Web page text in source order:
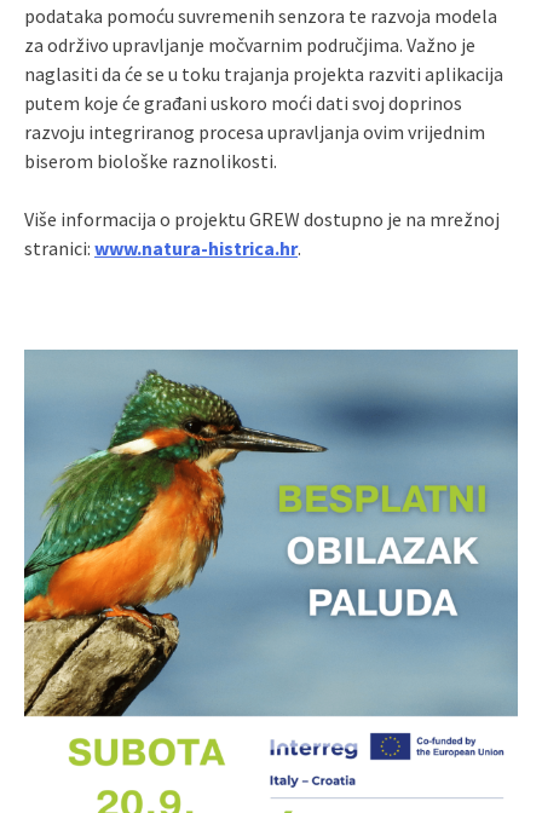
podataka pomoću suvremenih senzora te razvoja modela
za održivo upravljanje močvarnim područjima. Važno je
naglasiti da će se u toku trajanja projekta razviti aplikacija
putem koje će građani uskoro moći dati svoj doprinos
razvoju integriranog procesa upravljanja ovim vrijednim
biserom biološke raznolikosti.
Više informacija o projektu GREW dostupno je na mrežnoj
stranici: www.natura-histrica.hr.